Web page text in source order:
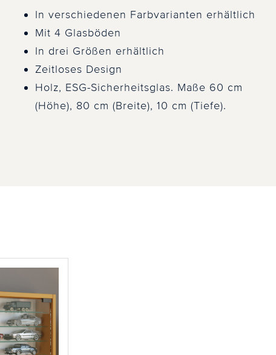
In verschiedenen Farbvarianten erhältlich
Mit 4 Glasböden
In drei Größen erhältlich
Zeitloses Design
Holz, ESG-Sicherheitsglas. Maße 60 cm
(Höhe), 80 cm (Breite), 10 cm (Tiefe).